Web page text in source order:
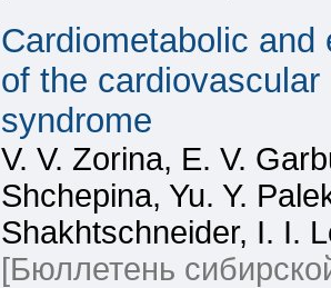
Cardiometabolic
of the
syndrome
V. V. Zorina, E. V.
Shchepina, Yu. Y.
Shakhtschneider, I. I.
[Бюллетень